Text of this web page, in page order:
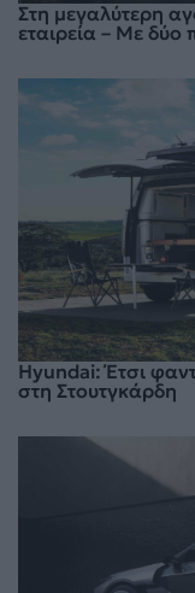
Στη μεγαλύτερη
εταιρεία – Με δύο
Hyundai: Έτσι
στη Στουτγκάρδη